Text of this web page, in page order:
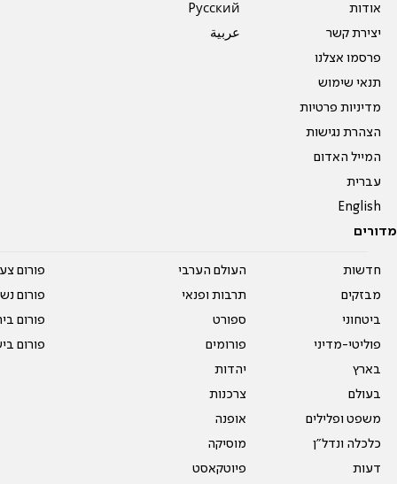
אודות
יצירת קשר
פרסמו אצלנו
תנאי שימוש
מדיניות פרטיות
הצהרת נגישות
המייל האדום
עברית
English
Pусский
عربية
מדורים
חדשות
מבזקים
ביטחוני
פוליטי-מדיני
בארץ
בעולם
משפט ופלילים
כלכלה ונדל"ן
דעות
העולם הערבי
תרבות ופנאי
ספורט
פורומים
יהדות
צרכנות
אופנה
מוסיקה
פיוטקאסט
פורום
פורום
פורום
פורום